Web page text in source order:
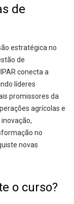
de
estratégica no
de
conecta a
líderes
promissores da
agrícolas e
no
novas
o curso?